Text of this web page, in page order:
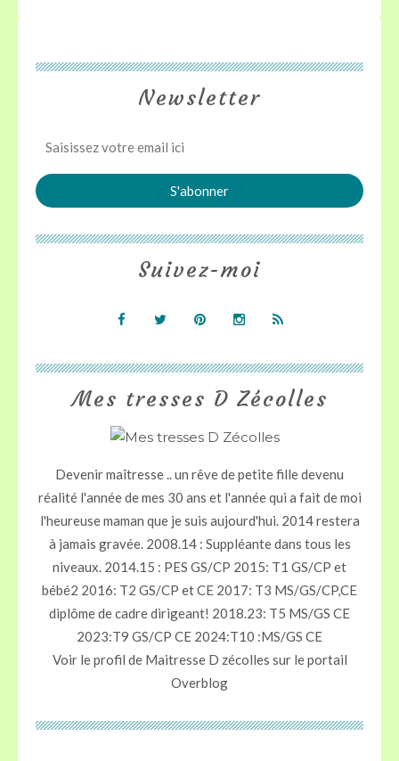
Newsletter
Mes tresses D Zécolles
Devenir maîtresse .. un rêve de petite fille devenu
réalité l'année de mes 30 ans et l'année qui a fait de moi
l'heureuse maman que je suis aujourd'hui. 2014 restera
à jamais gravée. 2008.14 : Suppléante dans tous les
niveaux. 2014.15 : PES GS/CP 2015: T1 GS/CP et
bébé2 2016: T2 GS/CP et CE 2017: T3 MS/GS/CP,CE
diplôme de cadre dirigeant! 2018.23: T5 MS/GS CE
2023:T9 GS/CP CE 2024:T10 :MS/GS CE
Voir le profil de Maitresse D zécolles sur le portail
Overblog
Suivez-moi